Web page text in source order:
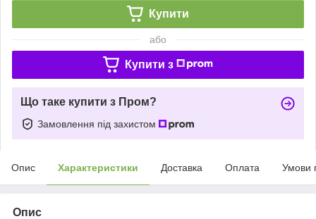
Купити
або
Купити з
Що таке купити з Пром?
Замовлення під захистом
Опис Характеристики Доставка Оплата Умови
Опис